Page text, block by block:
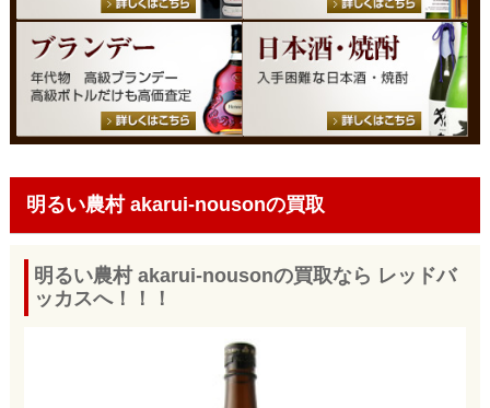
明るい農村 akarui-nousonの買取
明るい農村 akarui-nousonの買取なら レッドバ
ッカスへ！！！